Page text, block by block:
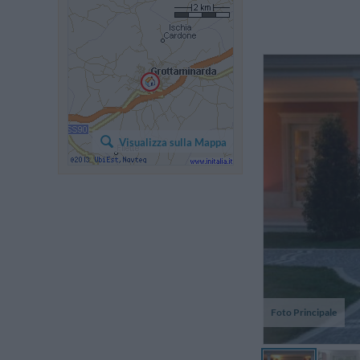
Foto Principale
Visualizza sulla Mappa